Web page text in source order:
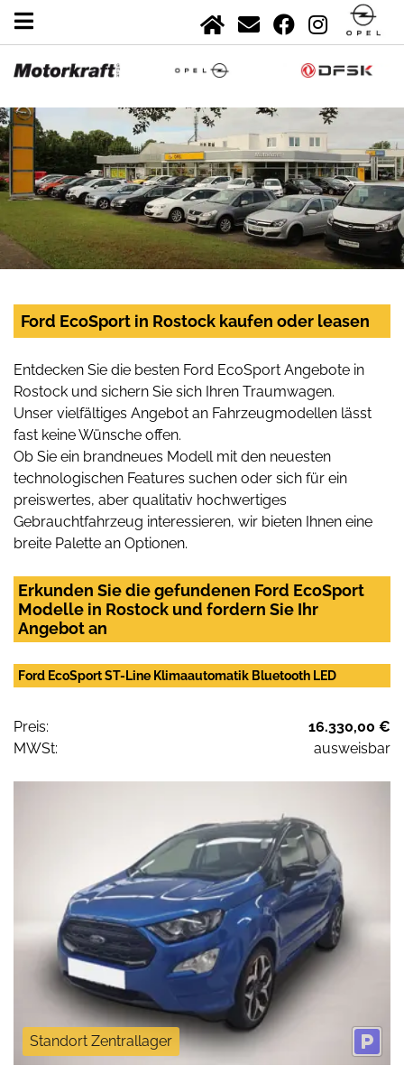
Ford EcoSport in Rostock kaufen oder leasen
Entdecken Sie die besten Ford EcoSport Angebote in
Rostock und sichern Sie sich Ihren Traumwagen.
Unser vielfältiges Angebot an Fahrzeugmodellen lässt
fast keine Wünsche offen.
Ob Sie ein brandneues Modell mit den neuesten
technologischen Features suchen oder sich für ein
preiswertes, aber qualitativ hochwertiges
Gebrauchtfahrzeug interessieren, wir bieten Ihnen eine
breite Palette an Optionen.
Erkunden Sie die gefundenen Ford EcoSport
Modelle in Rostock und fordern Sie Ihr
Angebot an
Ford EcoSport ST-Line Klimaautomatik Bluetooth LED
Preis:
16.330,00 €
MWSt:
ausweisbar
Standort Zentrallager